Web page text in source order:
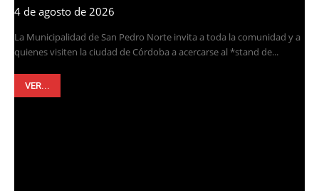
4 de agosto de 2026
La Municipalidad de San Pedro Norte invita a toda la comunidad y a
quienes visiten la ciudad de Córdoba a acercarse al *stand de...
VER...